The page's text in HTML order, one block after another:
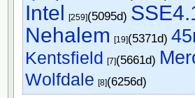
Intel
[259](5095d)
Nehalem [19](5371d)
Kentsfield [7](5661d)
Wolfdale [8](6256d)